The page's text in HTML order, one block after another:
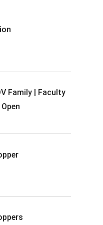
Family | Faculty